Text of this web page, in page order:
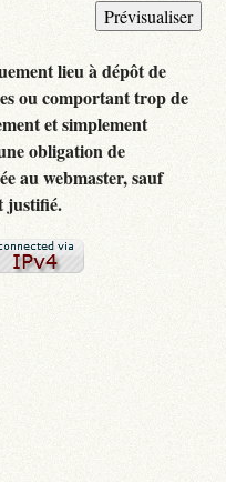
lieu à dépôt de
ou comportant trop de
et simplement
obligation de
au webmaster, sauf
justifié.